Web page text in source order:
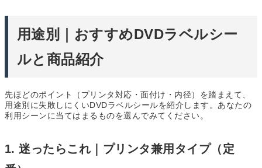
用途別｜おすすめDVDラベルシー
ルと商品紹介
先ほどのポイント（プリンタ対応・面付け・内径）を踏まえて、
用途別に失敗しにくいDVDラベルシールを紹介します。あなたの
利用シーンに当てはまるものを選んでみてください。
1. 迷ったらこれ｜プリンタ兼用タイプ（定